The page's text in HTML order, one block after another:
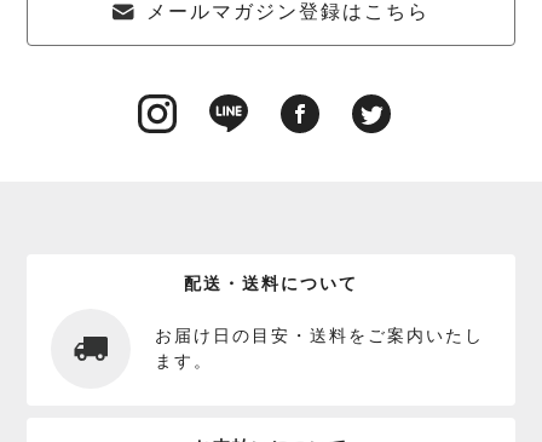
メールマガジン登録はこちら
配送・送料について
お届け日の目安・送料をご案内いたし
ます。